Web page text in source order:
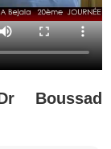
Boussad